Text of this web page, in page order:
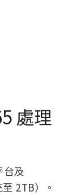
處理
及
2TB）。